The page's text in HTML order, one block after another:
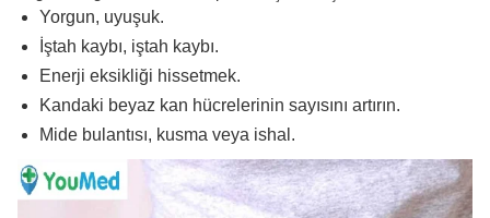
Yorgun, uyuşuk.
İştah kaybı, iştah kaybı.
Enerji eksikliği hissetmek.
Kandaki beyaz kan hücrelerinin sayısını artırın.
Mide bulantısı, kusma veya ishal.